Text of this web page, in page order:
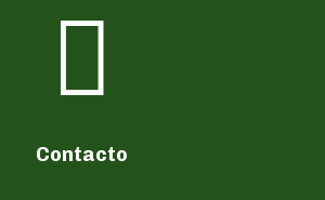

Contacto